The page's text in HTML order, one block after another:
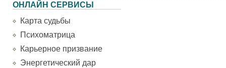
ОНЛАЙН СЕРВИСЫ
Карта судьбы
Психоматрица
Карьерное призвание
Энергетический дар